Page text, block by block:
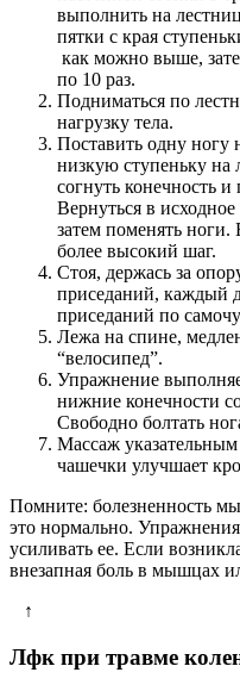
выполнить на
пятки с края
как можно выше,
по 10 раз.
Подниматься по
нагрузку тела.
Поставить одну
низкую ступеньку на
согнуть конечность и
Вернуться в
затем поменять ноги.
более высокий шаг.
Стоя, держась за
приседаний, каждый
приседаний по
Лежа на спине,
“велосипед”.
Упражнение
нижние конечности
Свободно болтать
Массаж
чашечки улучшает
Помните: болезненность
это нормально.
усиливать ее. Если
внезапная боль в мышцах
↑
Лфк при травме